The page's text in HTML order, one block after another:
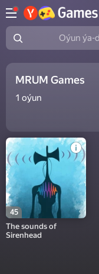
Oýun ýa-da žanny tap
MRUM Games
1 oýun
45
The sounds of
Sirenhead